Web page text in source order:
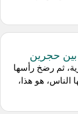
حجرين
ثم رضخ رأسها
الناس، هو هذا،